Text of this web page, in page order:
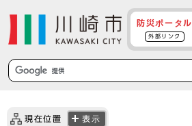
防災ポータル
外部リンク
現在位置 表示